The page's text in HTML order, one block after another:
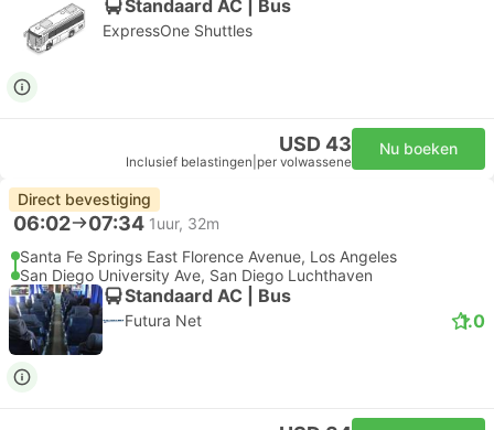
Standaard AC | Bus
ExpressOne Shuttles
USD 43
Inclusief belastingen per volwassene
Nu boeken
Direct bevestiging
06:02 07:34 1uur, 32m
Santa Fe Springs East Florence Avenue, Los Angeles
San Diego University Ave, San Diego Luchthaven
Standaard AC | Bus
Futura Net 1.0